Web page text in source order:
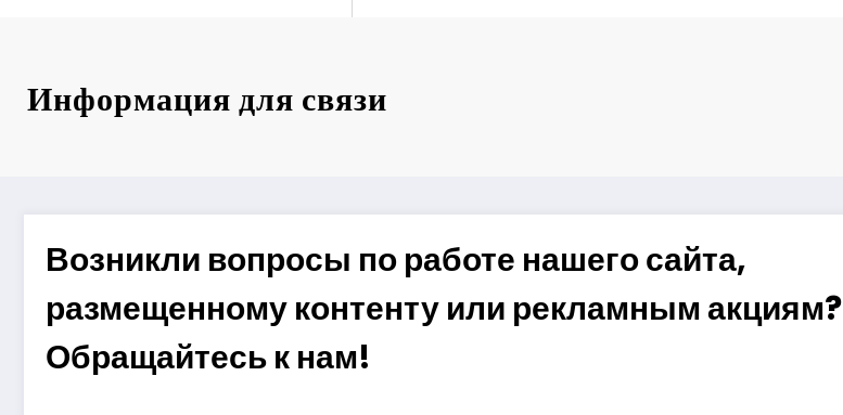
Информация для связи
Возникли вопросы по работе нашего сайта,
размещенному контенту или рекламным акциям?
Обращайтесь к нам!